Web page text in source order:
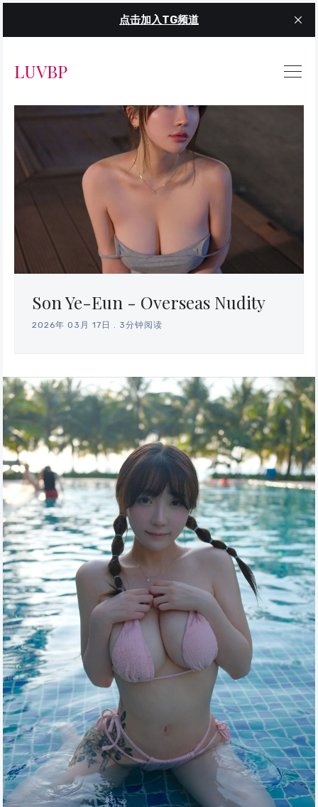
点击加入TG频道
LUVBP
Son Ye-Eun - Overseas Nudity
2026年 03月 17日 3分钟阅读